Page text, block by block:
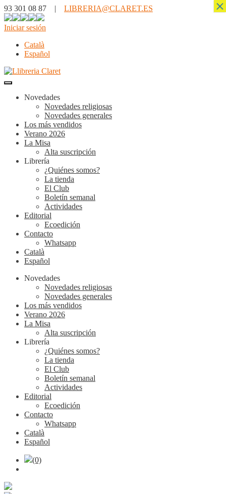
93 301 08 87 | LIBRERIA@CLARET.ES
Iniciar sesión
Català
Español
Novedades
Novedades religiosas
Novedades generales
Los más vendidos
Verano 2026
La Misa
Alta suscripción
Librería
¿Quiénes somos?
La tienda
El Club
Boletín semanal
Actividades
Editorial
Ecoedición
Contacto
Whatsapp
Català
Español
Novedades
Novedades religiosas
Novedades generales
Los más vendidos
Verano 2026
La Misa
Alta suscripción
Librería
¿Quiénes somos?
La tienda
El Club
Boletín semanal
Actividades
Editorial
Ecoedición
Contacto
Whatsapp
Català
Español
(0)
×